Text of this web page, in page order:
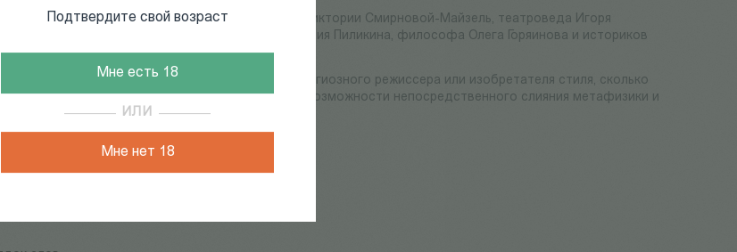
Подтвердите свой возраст
Мне есть 18
ИЛИ
Мне нет 18
киноведов Клауса Лезера, Роберта Берда и Виктории Смирновой-Майзель, театроведа Игоря
переводчицы Анны Глазовой, арт-критика Дмитрия Пиликина, философа Олега Горяинова и историков
Марии Миловзровой.
стало увидеть в Тарковском не столько религиозного режиссера или изобретателя стиля, сколько
угадавшего в кинематографическом медиуме возможности непосредственного слияния метафизики и